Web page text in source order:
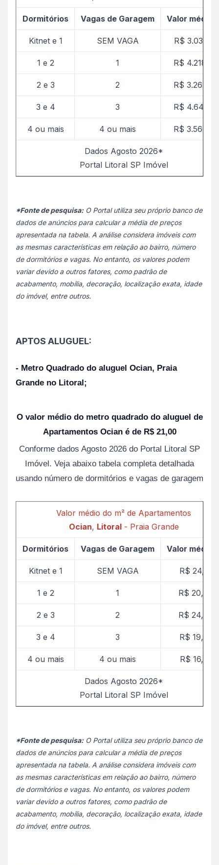
Dormitórios Vagas de Garagem Valor médio
Kitnet e 1 SEM VAGA R$ 3.035,71
1 e 2 1 R$ 4.218,38
2 e 3 2 R$ 3.262,25
3 e 4 3 R$ 4.645,15
4 ou mais 4 ou mais R$ 3.560,91
Dados Agosto 2026*
Portal Litoral SP Imóvel
*Fonte de pesquisa: O Portal utiliza seu próprio banco de
dados de anúncios para calcular a média de preços
apresentada na tabela. A análise considera imóveis com
as mesmas características em relação ao bairro, número
de dormitórios e vagas. No entanto, os valores podem
variar devido a outros fatores, como padrão de
acabamento, mobília, decoração, localização exata, idade
do imóvel, entre outros.
APTOS ALUGUEL:
- Metro Quadrado do aluguel Ocian, Praia
Grande no Litoral;
O valor médio do metro quadrado do aluguel de
Apartamentos Ocian é de R$ 21,00
Conforme dados Agosto 2026 do Portal Litoral SP
Imóvel. Veja abaixo tabela completa detalhada
usando número de dormitórios e vagas de garagem
Valor médio do m² de Apartamentos
Ocian, Litoral- Praia Grande
Dormitórios Vagas de Garagem Valor médio
Kitnet e 1 SEM VAGA R$ 24,14
1 e 2 1 R$ 20,77
2 e 3 2 R$ 24,99
3 e 4 3 R$ 19,56
4 ou mais 4 ou mais R$ 16,71
Dados Agosto 2026*
Portal Litoral SP Imóvel
*Fonte de pesquisa: O Portal utiliza seu próprio banco de
dados de anúncios para calcular a média de preços
apresentada na tabela. A análise considera imóveis com
as mesmas características em relação ao bairro, número
de dormitórios e vagas. No entanto, os valores podem
variar devido a outros fatores, como padrão de
acabamento, mobília, decoração, localização exata, idade
do imóvel, entre outros.